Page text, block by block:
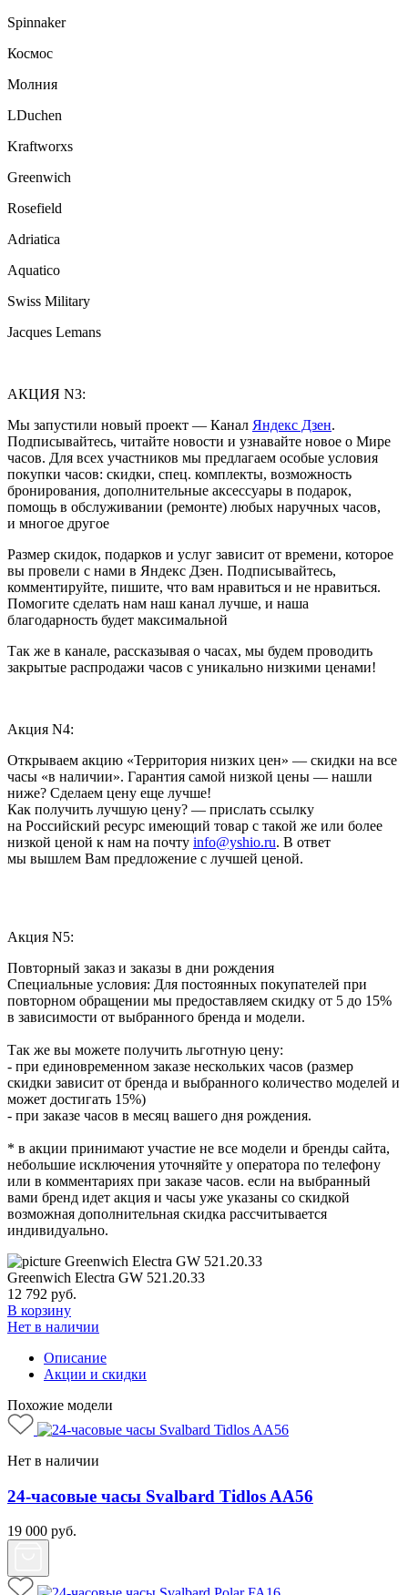
Spinnaker
Космос
Молния
LDuchen
Kraftworxs
Greenwich
Rosefield
Adriatica
Aquatico
Swiss Military
Jacques Lemans
АКЦИЯ N3:
Мы запустили новый проект — Канал Яндекс Дзен.
Подписывайтесь, читайте новости и узнавайте новое о Мире
часов. Для всех участников мы предлагаем особые условия
покупки часов: скидки, спец. комплекты, возможность
бронирования, дополнительные аксессуары в подарок,
помощь в обслуживании (ремонте) любых наручных часов,
и многое другое
Размер скидок, подарков и услуг зависит от времени, которое
вы провели с нами в Яндекс Дзен. Подписывайтесь,
комментируйте, пишите, что вам нравиться и не нравиться.
Помогите сделать нам наш канал лучше, и наша
благодарность будет максимальной
Так же в канале, рассказывая о часах, мы будем проводить
закрытые распродажи часов с уникально низкими ценами!
Акция N4:
Открываем акцию «Территория низких цен» — скидки на все
часы «в наличии». Гарантия самой низкой цены — нашли
ниже? Сделаем цену еще лучше!
Как получить лучшую цену? — прислать ссылку
на Российский ресурс имеющий товар с такой же или более
низкой ценой к нам на почту info@yshio.ru. В ответ
мы вышлем Вам предложение с лучшей ценой.
Акция N5:
Повторный заказ и заказы в дни рождения
Специальные условия: Для постоянных покупателей при
повторном обращении мы предоставляем скидку от 5 до 15%
в зависимости от выбранного бренда и модели.
Так же вы можете получить льготную цену:
- при единовременном заказе нескольких часов (размер
скидки зависит от бренда и выбранного количество моделей и
может достигать 15%)
- при заказе часов в месяц вашего дня рождения.
* в акции принимают участие не все модели и бренды сайта,
небольшие исключения уточняйте у оператора по телефону
или в комментариях при заказе часов. если на выбранный
вами бренд идет акция и часы уже указаны со скидкой
возможная дополнительная скидка рассчитывается
индивидуально.
Greenwich Electra GW 521.20.33
12 792 руб.
В корзину
Нет в наличии
Описание
Акции и скидки
Похожие модели
Нет в наличии
24-часовые часы Svalbard Tidlos AA56
19 000 руб.